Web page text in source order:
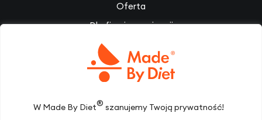
W Made By Diet® szanujemy Twoją prywatność!
Oferta
Dla firm i organizacji
Słownik pojęć dietetycznych
Filmy
Dietoterapia
Inspiracje